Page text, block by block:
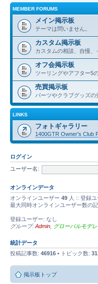
MEMBER FORUMS
メイン掲示板
テーマは問いません。
カスタム掲示板
カスタムの相談、自慢
オフ会掲示板
ツーリングやアフター5
売買掲示板
パーツやクラブグッズの
LINKS
フォトギャラリー
1400GTR Owner's Club
ログイン
ユーザー名:
オンラインデータ
オンラインユーザー 49 人 :: 登録
最大同時オンラインユーザー数の
登録ユーザー: なし
グループ: Admin グローバルモデ
統計データ
投稿記事数: 46916 • トピック数:
掲示板トップ